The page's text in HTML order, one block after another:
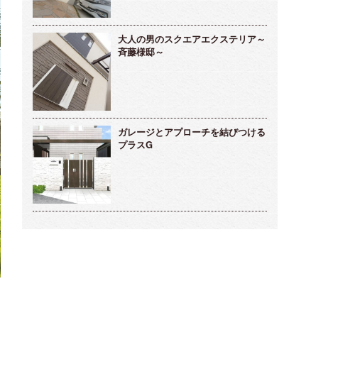
大人の男のスクエアエクステリア～
斉藤様邸～
ガレージとアプローチを結びつける
プラスG